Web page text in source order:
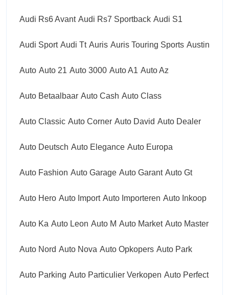
Audi Rs6 Avant Audi Rs7 Sportback Audi S1
Audi Sport Audi Tt Auris Auris Touring Sports Austin
Auto Auto 21 Auto 3000 Auto A1 Auto Az
Auto Betaalbaar Auto Cash Auto Class
Auto Classic Auto Corner Auto David Auto Dealer
Auto Deutsch Auto Elegance Auto Europa
Auto Fashion Auto Garage Auto Garant Auto Gt
Auto Hero Auto Import Auto Importeren Auto Inkoop
Auto Ka Auto Leon Auto M Auto Market Auto Master
Auto Nord Auto Nova Auto Opkopers Auto Park
Auto Parking Auto Particulier Verkopen Auto Perfect